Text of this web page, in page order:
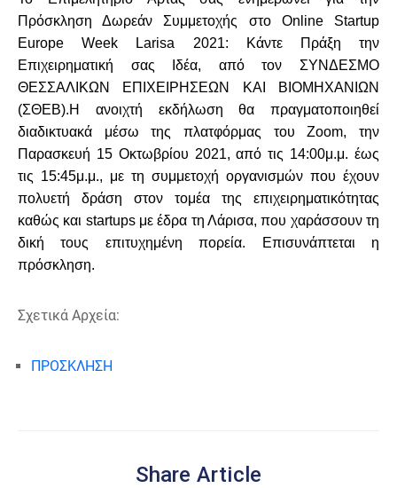
Πρόσκληση Δωρεάν Συμμετοχής στο Online Startup
Europe Week Larisa 2021: Κάντε Πράξη την
Επιχειρηματική σας Ιδέα, από τον ΣΥΝΔΕΣΜΟ
ΘΕΣΣΑΛΙΚΩΝ ΕΠΙΧΕΙΡΗΣΕΩΝ ΚΑΙ ΒΙΟΜΗΧΑΝΙΩΝ
(ΣΘΕΒ).Η ανοιχτή εκδήλωση θα πραγματοποιηθεί
διαδικτυακά μέσω της πλατφόρμας του Zoom, την
Παρασκευή 15 Οκτωβρίου 2021, από τις 14:00μ.μ. έως
τις 15:45μ.μ., με τη συμμετοχή οργανισμών που έχουν
πολυετή δράση στον τομέα της επιχειρηματικότητας
καθώς και startups με έδρα τη Λάρισα, που χαράσσουν τη
δική τους επιτυχημένη πορεία. Επισυνάπτεται η
πρόσκληση.
Σχετικά Αρχεία:
ΠΡΟΣΚΛΗΣΗ
Share Article